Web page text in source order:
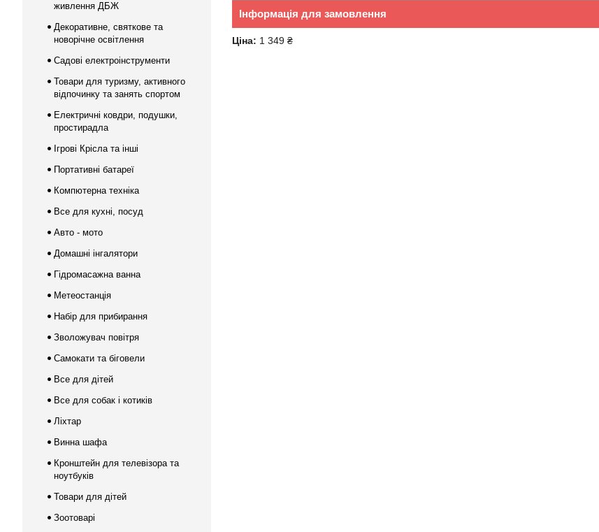
Інформація для замовлення
Ціна: 1 349 ₴
живлення ДБЖ
Декоративне, святкове та
новорічне освітлення
Садові електроінструменти
Товари для туризму, активного
відпочинку та занять спортом
Електричні ковдри, подушки,
простирадла
Ігрові Крісла та інші
Портативні батареї
Компютерна техніка
Все для кухні, посуд
Авто - мото
Домашні інгалятори
Гідромасажна ванна
Метеостанція
Набір для прибирання
Зволожувач повітря
Самокати та біговели
Все для дітей
Все для собак і котиків
Ліхтар
Винна шафа
Кронштейн для телевізора та
ноутбуків
Товари для дітей
Зоотоварі